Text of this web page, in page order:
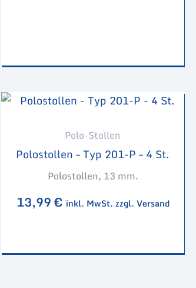
Polo-Stollen
Polostollen – Typ 201-P – 4 St.
Polostollen, 13 mm.
13,99€ inkl. MwSt. zzgl. Versand